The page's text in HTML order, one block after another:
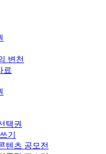
변천
료
택권
기
텐츠 공모전